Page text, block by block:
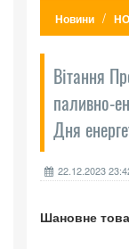
Новини
Вітання
паливно-
Дня
22.12.2023
Шановне